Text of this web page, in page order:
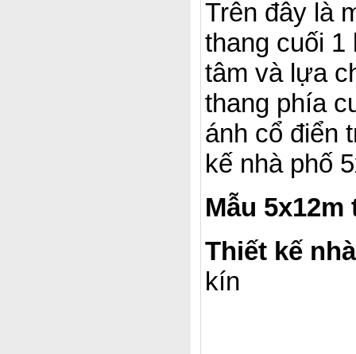
Trên đây là
thang cuối 1
tâm và lựa
thang phía
ánh cổ điển
kế nhà phố
Mẫu
Thiết kế
kín